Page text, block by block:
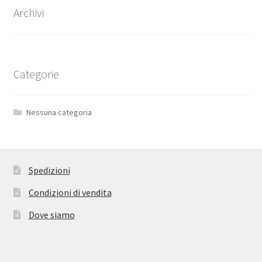
Archivi
Categorie
Nessuna categoria
Spedizioni
Condizioni di vendita
Dove siamo